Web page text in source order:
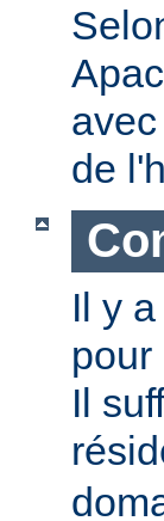
de
Il y
pour
Il